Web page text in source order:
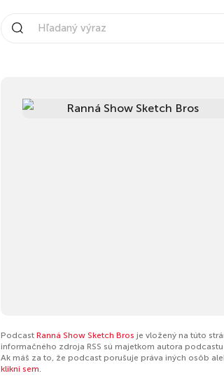
Podcast Ranná Show Sketch Bros je vložený na túto
informačného zdroja RSS sú majetkom autora
Ak máš za to, že podcast porušuje práva iných osôb
klikni sem.